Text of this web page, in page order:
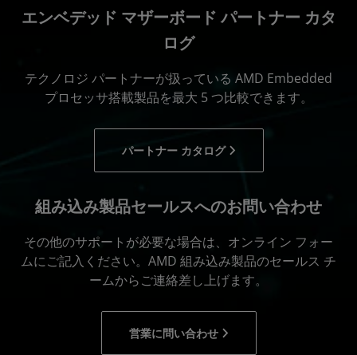
エンベデッド マザーボード パートナー カタ
ログ
テクノロジ パートナーが扱っている AMD Embedded
プロセッサ搭載製品を最大 5 つ比較できます。
パートナー カタログ
組み込み製品セールスへのお問い合わせ
その他のサポートが必要な場合は、オンライン フォー
ムにご記入ください。AMD 組み込み製品のセールス チ
ームからご連絡差し上げます。
営業に問い合わせ